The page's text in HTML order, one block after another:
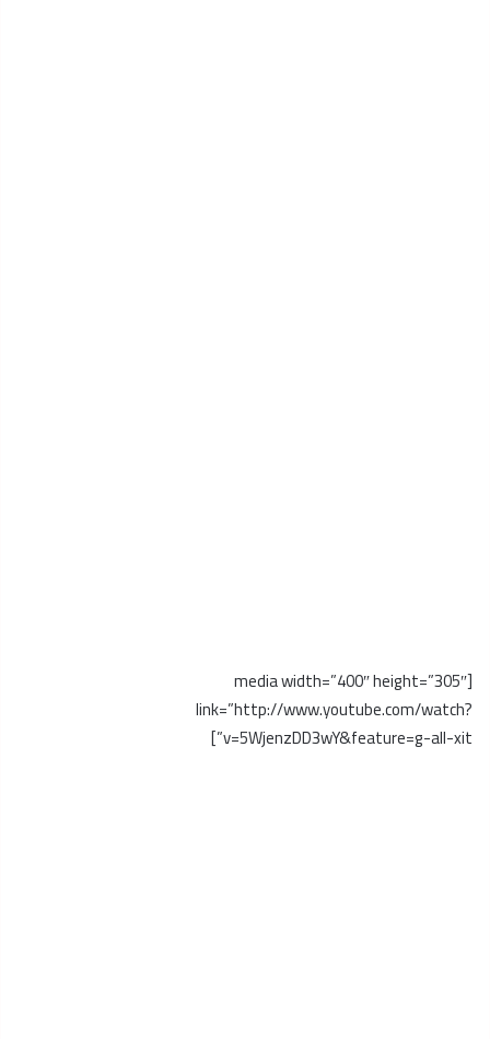
[media width=”400″ height=”305″
link=”http://www.youtube.com/watch?
v=5WjenzDD3wY&feature=g-all-xit”]